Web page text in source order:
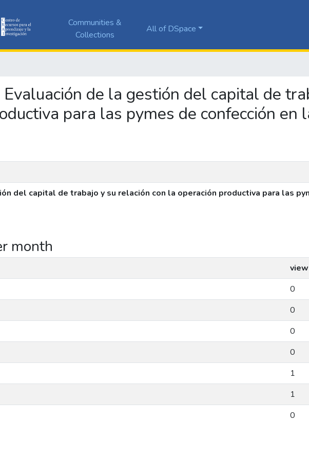
Communities &
Collections
All of DSpace
de la gestión del capital de
para las pymes de confección en
del capital de trabajo y su relación con la operación productiva para las
month
0
0
0
0
1
1
0